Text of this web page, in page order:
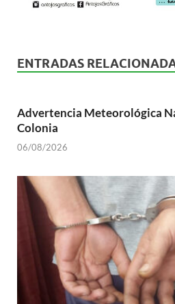
ENTRADAS
Advertencia Meteorológica
Colonia
06/08/2026